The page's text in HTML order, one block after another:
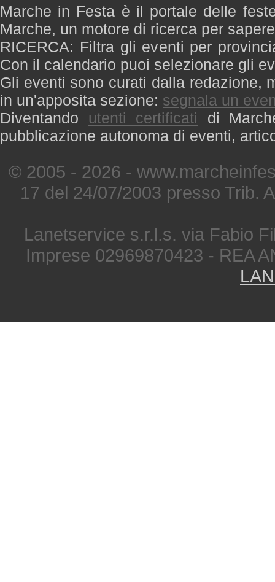
Marche in Festa è il portale delle
Marche, un motore di ricerca per
RICERCA: Filtra gli eventi per
Con il calendario puoi selezionare gli
Gli eventi sono curati dalla redazione,
in un'apposita sezione: segnala un
Diventando utenti certificati di
pubblicazione autonoma di eventi,
© 2005 - 2026 -
17 del 24/07/2003 presso Trib.
Lanetservice s.r.l.s. via Fabio
Imprese 02969870423 - REA